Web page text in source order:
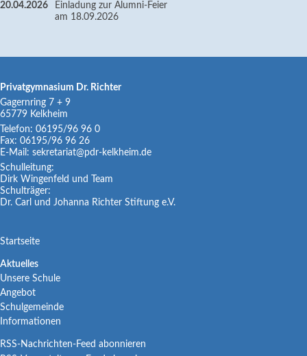
20.04.2026
Einladung zur Alumni-Feier
am 18.09.2026
Privatgymnasium Dr. Richter
Gagernring 7 + 9
65779 Kelkheim
Telefon: 06195/96 96 0
Fax: 06195/96 96 26
E-Mail: sekretariat@pdr-kelkheim.de
Schulleitung:
Dirk Wingenfeld und Team
Schulträger:
Dr. Carl und Johanna Richter Stiftung e.V.
Navigation
Startseite
Navigation
überspringen
Aktuelles
Unsere Schule
Angebot
Schulgemeinde
Informationen
RSS-Nachrichten-Feed abonnieren